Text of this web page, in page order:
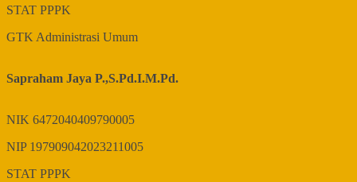
STAT PPPK
GTKAdministrasi Umum
Sapraham Jaya P.,S.Pd.I.M.Pd.
NIK 6472040409790005
NIP 197909042023211005
STAT PPPK